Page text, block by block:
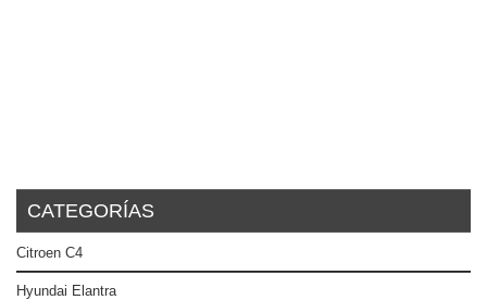
CATEGORÍAS
Citroen C4
Hyundai Elantra